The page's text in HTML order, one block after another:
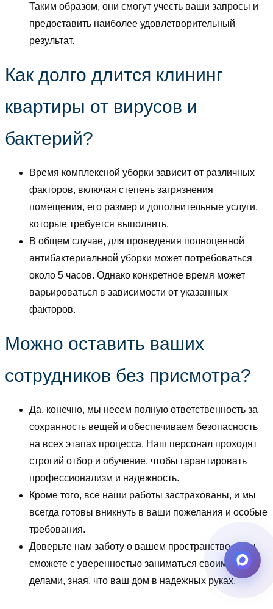
Таким образом, они смогут учесть ваши запросы и
предоставить наиболее удовлетворительный
результат.
Как долго длится клининг
квартиры от вирусов и
бактерий?
Время комплексной уборки зависит от различных
факторов, включая степень загрязнения
помещения, его размер и дополнительные услуги,
которые требуется выполнить.
В общем случае, для проведения полноценной
антибактериальной уборки может потребоваться
около 5 часов. Однако конкретное время может
варьироваться в зависимости от указанных
факторов.
Можно оставить ваших
сотрудников без присмотра?
Да, конечно, мы несем полную ответственность за
сохранность вещей и обеспечиваем безопасность
на всех этапах процесса. Наш персонал проходят
строгий отбор и обучение, чтобы гарантировать
профессионализм и надежность.
Кроме того, все наши работы застрахованы, и мы
всегда готовы вникнуть в ваши пожелания и особые
требования.
Доверьте нам заботу о вашем пространстве, и вы
сможете с уверенностью заниматься своими
делами, зная, что ваш дом в надежных руках.